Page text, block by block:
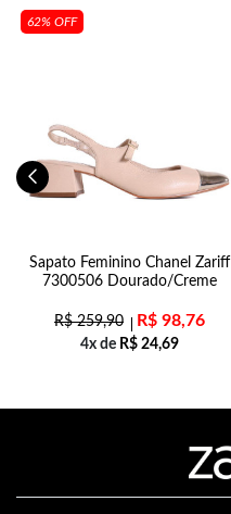
62% OFF
Sapato Feminino Chanel Zariff
7300506 Dourado/Creme
R$259,90 R$ 98,76
4x de R$ 24,69